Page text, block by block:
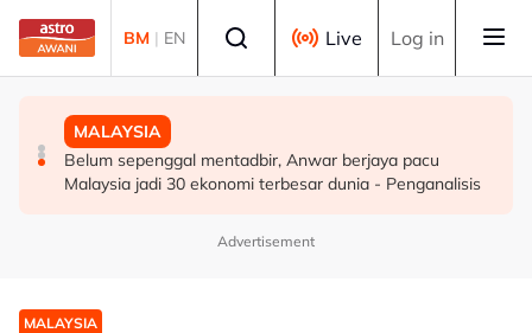
Skip to main content
BM | EN Live Log in
DUNIA
Infantino nafi dakwaan UEFA bayar pampasan kepada
wanita didakwa kekasih
MALAYSIA
ICQS Bukit Kayu Hitam gempar beg disangka berisi
bom, dadah
MALAYSIA
Belum sepenggal mentadbir, Anwar berjaya pacu
Malaysia jadi 30 ekonomi terbesar dunia - Penganalisis
Advertisement
MALAYSIA